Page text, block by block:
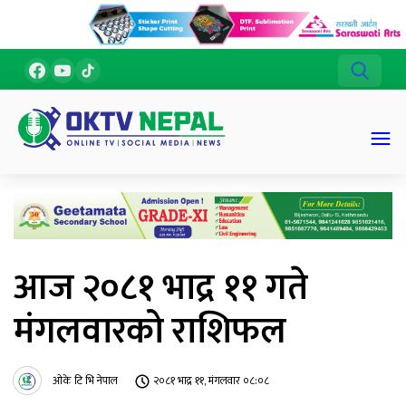
आज २०८१ भाद्र ११ गते
मंगलवारको राशिफल
ओके टि भि नेपाल २०८१ भाद्र ११, मंगलवार ०८:०८